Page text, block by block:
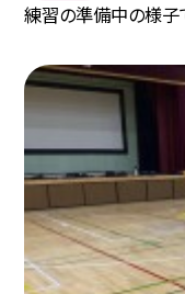
練習の準備中の様子